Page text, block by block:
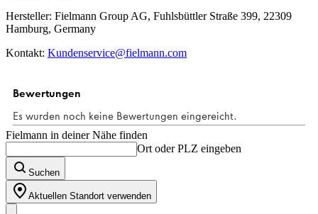
Hersteller: Fielmann Group AG, Fuhlsbüttler Straße 399, 22309
Hamburg, Germany
Kontakt: Kundenservice@fielmann.com
Fielmann in deiner Nähe finden
Ort oder PLZ eingeben
Suchen
Aktuellen Standort verwenden